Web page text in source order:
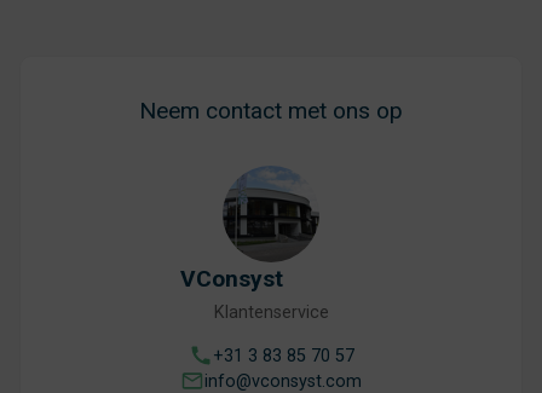
Neem contact met ons op
VConsyst
Klantenservice
+31 3 83 85 70 57
info@vconsyst.com